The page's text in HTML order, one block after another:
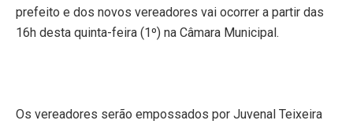
prefeito e dos novos vereadores vai ocorrer a partir das
16h desta quinta-feira (1º) na Câmara Municipal.
Os vereadores serão empossados por Juvenal Teixeira